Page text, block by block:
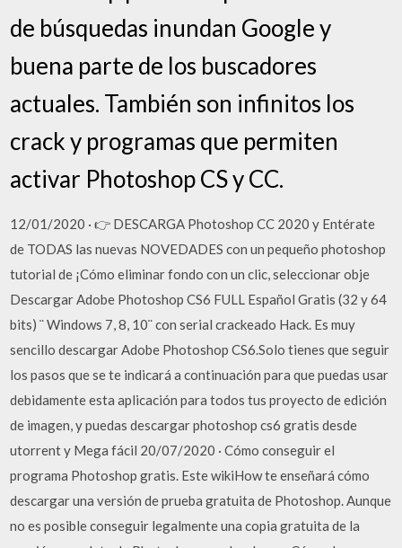
de búsquedas inundan Google y
buena parte de los buscadores
actuales. También son infinitos los
crack y programas que permiten
activar Photoshop CS y CC.
12/01/2020 · 👉 DESCARGA Photoshop CC 2020 y Entérate
de TODAS las nuevas NOVEDADES con un pequeño photoshop
tutorial de ¡Cómo eliminar fondo con un clic, seleccionar obje
Descargar Adobe Photoshop CS6 FULL Español Gratis (32 y 64
bits) ¨ Windows 7, 8, 10¨ con serial crackeado Hack. Es muy
sencillo descargar Adobe Photoshop CS6.Solo tienes que seguir
los pasos que se te indicará a continuación para que puedas usar
debidamente esta aplicación para todos tus proyecto de edición
de imagen, y puedas descargar photoshop cs6 gratis desde
utorrent y Mega fácil 20/07/2020 · Cómo conseguir el
programa Photoshop gratis. Este wikiHow te enseñará cómo
descargar una versión de prueba gratuita de Photoshop. Aunque
no es posible conseguir legalmente una copia gratuita de la